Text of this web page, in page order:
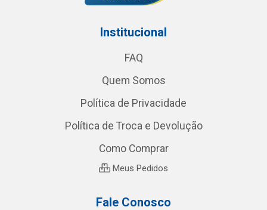
Institucional
FAQ
Quem Somos
Política de Privacidade
Política de Troca e Devolução
Como Comprar
Meus Pedidos
Fale Conosco